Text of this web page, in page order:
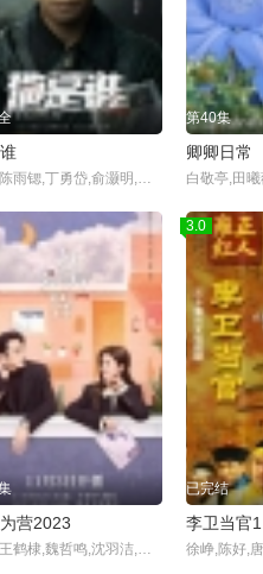
第40集
卿卿日常
营2023
白鹿,王鹤棣,魏哲鸣,沈羽洁,刘冬沁,姜珮瑶,聂远,曾黎,董璇,刘铭浩,寇振海,王薇,杨明娜,郑舒环,段星羽,宋霄瑛子,孙傲,黄逍,周柯宇,孔连顺,吕承珏,安悦溪,王耀庆,屠芷莹,鲁照华,刘些宁
3.0
已完结
李卫当官1